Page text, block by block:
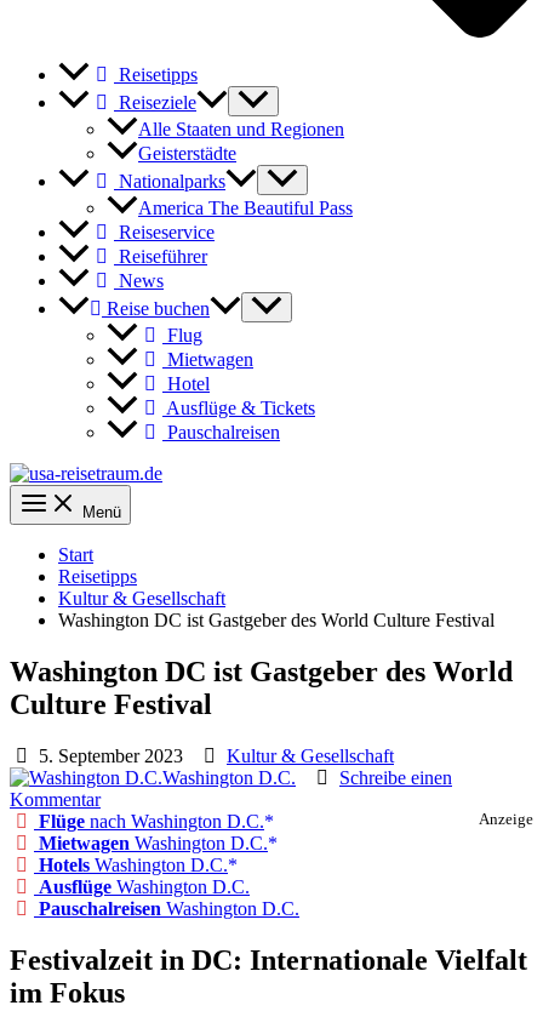
Reisetipps
Reiseziele
Alle Staaten und Regionen
Geisterstädte
Nationalparks
America The Beautiful Pass
Reiseservice
Reiseführer
News
Reise buchen
Flug
Mietwagen
Hotel
Ausflüge & Tickets
Pauschalreisen
Menü
Start
Reisetipps
Kultur & Gesellschaft
Washington DC ist Gastgeber des World Culture Festival
Washington DC ist Gastgeber des World
Culture Festival
5. September 2023
Kultur & Gesellschaft
Washington D.C.
Schreibe einen
Kommentar
Anzeige
Flüge nach Washington D.C.
Mietwagen Washington D.C.
Hotels Washington D.C.
Ausflüge Washington D.C.
Pauschalreisen Washington D.C.
Festivalzeit in DC: Internationale Vielfalt
im Fokus